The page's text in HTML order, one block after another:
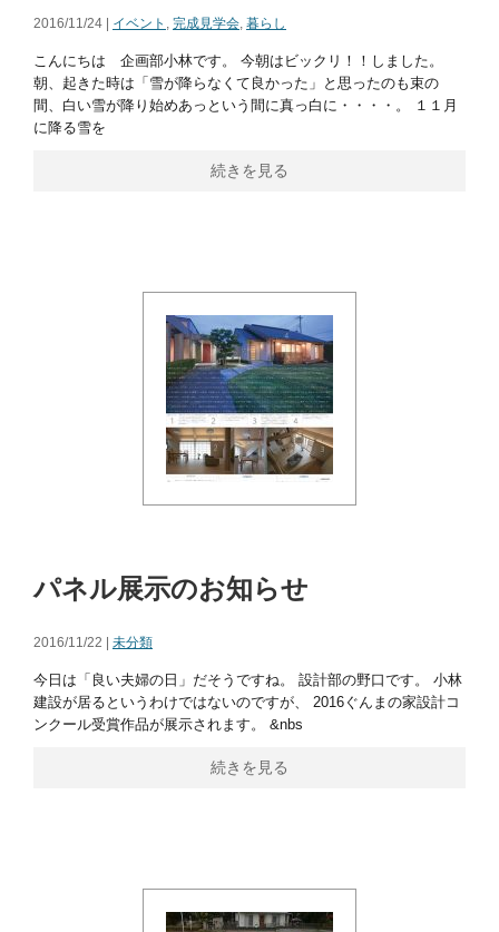
2016/11/24 | イベント , 完成見学会, 暮らし
こんにちは 企画部小林です。 今朝はビックリ！！しました。
朝、起きた時は「雪が降らなくて良かった」と思ったのも束の
間、白い雪が降り始めあっという間に真っ白に・・・・。 １１月
に降る雪を
続きを見る
パネル展示のお知らせ
2016/11/22 | 未分類
今日は「良い夫婦の日」だそうですね。 設計部の野口です。 小林
建設が居るというわけではないのですが、 2016ぐんまの家設計コ
ンクール受賞作品が展示されます。 &nbs
続きを見る